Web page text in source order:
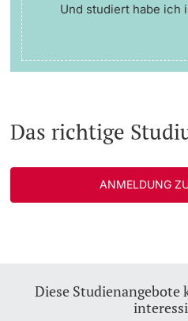
Und studiert habe ich
Das richtige
ANMELDUNG
Diese Studienangebote